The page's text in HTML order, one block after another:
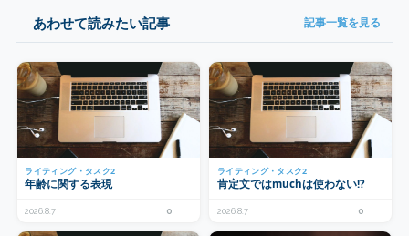
あわせて読みたい記事 記事一覧を見る
ライティング・タスク2
年齢に関する表現
2026.8.7 0
ライティング・タスク2
肯定文ではmuchは使わない!?
2026.8.7 0